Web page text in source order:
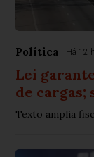
Política Há 12
Lei
de cargas;
Texto amplia